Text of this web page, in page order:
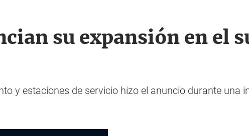
su expansión en el
y estaciones de servicio hizo el anuncio durante una